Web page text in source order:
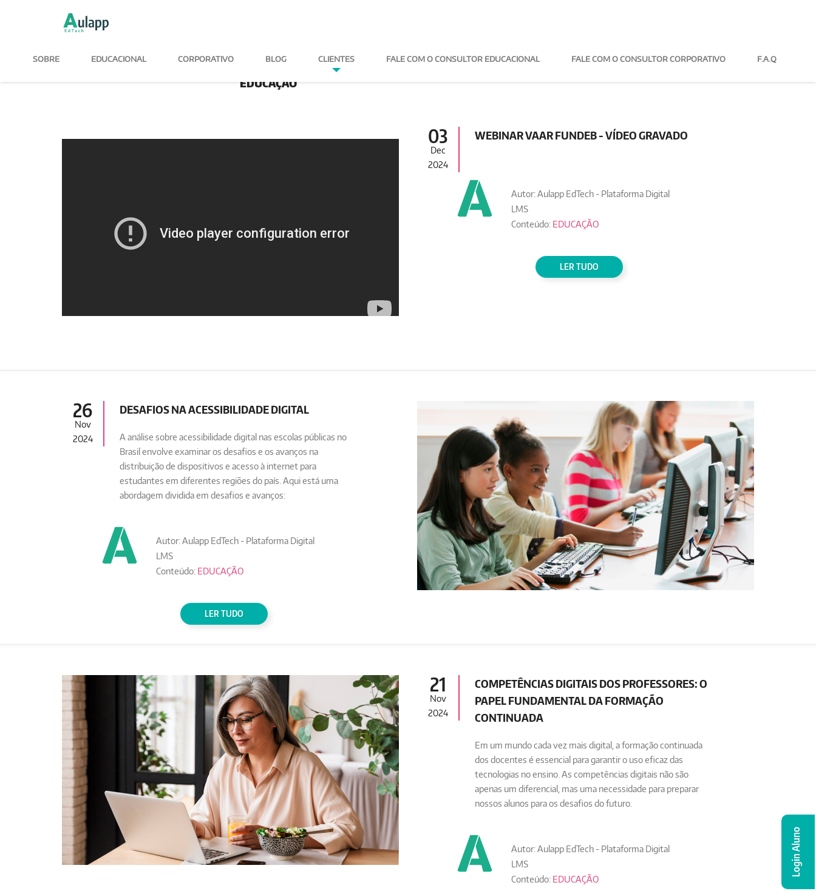
SOBRE EDUCACIONAL CORPORATIVO BLOG CLIENTES FALE COM O CONSULTOR FALE COM O CONSULTOR F.A.Q
EDUCAÇÃO
03
Dec
2024
WEBINAR VAAR FUNDEB - VÍDEO GRAVADO
Autor: Aulapp EdTech - Plataforma Digital
LMS
Conteúdo: EDUCAÇÃO
LER TUDO
26
Nov
2024
DESAFIOS NA ACESSIBILIDADE DIGITAL
A análise sobre acessibilidade digital nas escolas públicas no
Brasil envolve examinar os desafios e os avanços na
distribuição de dispositivos e acesso à internet para
estudantes em diferentes regiões do país. Aqui está uma
abordagem dividida em desafios e avanços:
Autor: Aulapp EdTech - Plataforma Digital
LMS
Conteúdo: EDUCAÇÃO
LER TUDO
21
Nov
2024
COMPETÊNCIAS DIGITAIS DOS PROFESSORES: O
PAPEL FUNDAMENTAL DA FORMAÇÃO
CONTINUADA
Em um mundo cada vez mais digital, a formação continuada
dos docentes é essencial para garantir o uso eficaz das
tecnologias no ensino. As competências digitais não são
apenas um diferencial, mas uma necessidade para preparar
nossos alunos para os desafios do futuro.
Autor: Aulapp EdTech - Plataforma Digital
LMS
Conteúdo: EDUCAÇÃO
Login Aluno